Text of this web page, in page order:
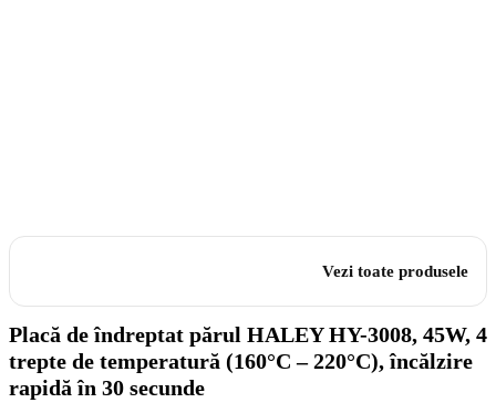
Vezi toate produsele
Placă de îndreptat părul HALEY HY-3008, 45W, 4
trepte de temperatură (160°C – 220°C), încălzire
rapidă în 30 secunde